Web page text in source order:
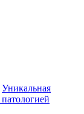
Уникальная